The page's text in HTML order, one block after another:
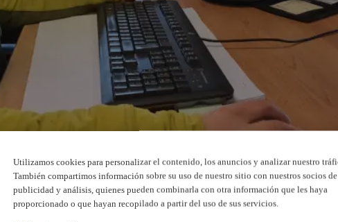
Utilizamos cookies para personalizar el contenido, los anuncios y analizar nuestro
También compartimos información sobre su uso de nuestro sitio con nuestros socios de
publicidad y análisis, quienes pueden combinarla con otra información que les haya
proporcionado o que hayan recopilado a partir del uso de sus servicios.